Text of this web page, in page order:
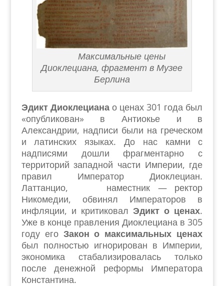
Максимальные цены
Диоклециана, фрагмент в Музее
Берлина
Эдикт Диоклецианао ценах 301 года был
«опубликован» в Антиокье и в
Александрии, надписи были на греческом
и латинских языках. До нас камни с
надписями дошли фрагментарно с
территорий западной части Империи, где
правил Император Диоклециан.
Латтанцио, наместник — ректор
Никомедии, обвинял Императоров в
инфляции, и критиковал Эдикт о ценах.
Уже в конце правления Диоклециана в 305
году его Закон о максимальных ценах
был полностью игнорирован в Империи,
экономика стабализировалась только
после денежной реформы Императора
Константина.